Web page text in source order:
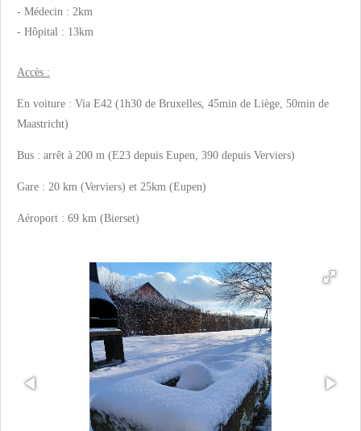
- Médecin : 2km
- Hôpital : 13km
Accès :
En voiture : Via E42 (1h30 de Bruxelles, 45min de Liège, 50min de
Maastricht)
Bus : arrêt à 200 m (E23 depuis Eupen, 390 depuis Verviers)
Gare : 20 km (Verviers) et 25km (Eupen)
Aéroport : 69 km (Bierset)